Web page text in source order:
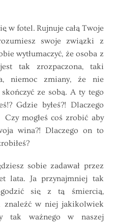
fotel. Rujnuje całą Twoje
swoje związki z
wytłumaczyć, że osoba z
tak zrozpaczona, taki
niemoc zmiany, że nie
ze sobą. A ty tego
Gdzie byłeś?! Dlaczego
mogłeś coś zrobić aby
wina?! Dlaczego on to
sobie zadawał przez
lata. Ja przynajmniej tak
się z tą śmiercią,
znaleźć w niej jakikolwiek
tak ważnego w naszej